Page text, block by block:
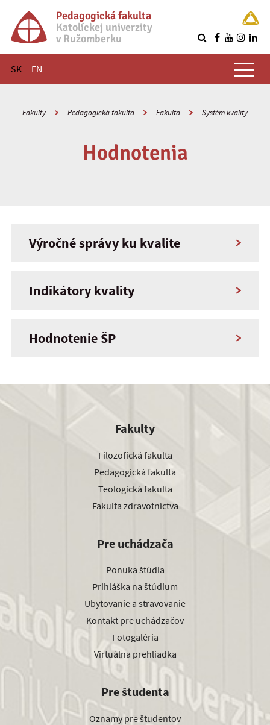
Pedagogická fakulta
Katolíckej univerzity
v Ružomberku
SK EN
Hlavné menu
Fakulty Pedagogická fakulta Fakulta Systém kvality
Hodnotenia
Výročné správy ku kvalite
Indikátory kvality
Hodnotenie ŠP
Fakulty
Filozofická fakulta
Pedagogická fakulta
Teologická fakulta
Fakulta zdravotníctva
Pre uchádzača
Ponuka štúdia
Prihláška na štúdium
Ubytovanie a stravovanie
Kontakt pre uchádzačov
Fotogaléria
Virtuálna prehliadka
Pre študenta
Oznamy pre študentov